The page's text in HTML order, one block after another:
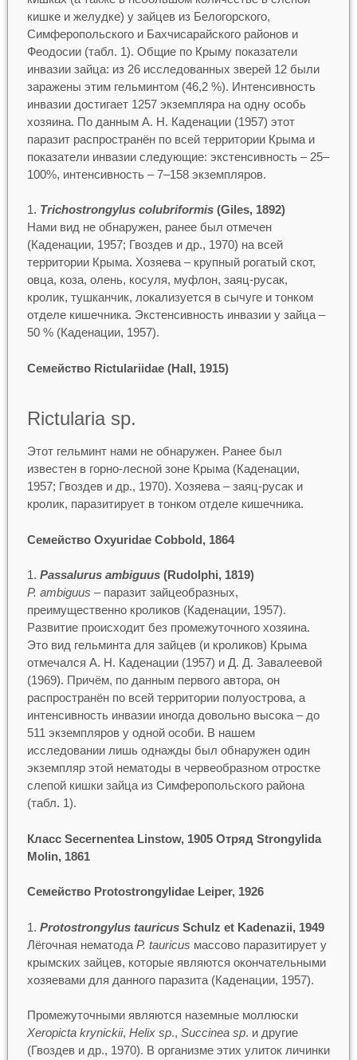
кишке и желудке) у зайцев из Белогорского,
Симферопольского и Бахчисарайского районов и
Феодосии (табл. 1). Общие по Крыму показатели
инвазии зайца: из 26 исследованных зверей 12 были
заражены этим гельминтом (46,2 %). Интенсивность
инвазии достигает 1257 экземпляра на одну особь
хозяина. По данным А. Н. Каденации (1957) этот
паразит распространён по всей территории Крыма и
показатели инвазии следующие: экстенсивность – 25–
100%, интенсивность – 7–158 экземпляров.
Trichostrongylus colubriformis (Giles, 1892)
Нами вид не обнаружен, ранее был отмечен
(Каденации, 1957; Гвоздев и др., 1970) на всей
территории Крыма. Хозяева – крупный рогатый скот,
овца, коза, олень, косуля, муфлон, заяц-русак,
кролик, тушканчик, локализуется в сычуге и тонком
отделе кишечника. Экстенсивность инвазии у зайца –
50 % (Каденации, 1957).
Семейство Rictulariidae (Hall, 1915)
Rictularia sp.
Этот гельминт нами не обнаружен. Ранее был
известен в горно-лесной зоне Крыма (Каденации,
1957; Гвоздев и др., 1970). Хозяева – заяц-русак и
кролик, паразитирует в тонком отделе кишечника.
Семейство Oxyuridae Cobbold, 1864
Passalurus ambiguus (Rudolphi, 1819)
P. ambiguus – паразит зайцеобразных,
преимущественно кроликов (Каденации, 1957).
Развитие происходит без промежуточного хозяина.
Это вид гельминта для зайцев (и кроликов) Крыма
отмечался А. Н. Каденации (1957) и Д. Д. Завалеевой
(1969). Причём, по данным первого автора, он
распространён по всей территории полуострова, а
интенсивность инвазии иногда довольно высока – до
511 экземпляров у одной особи. В нашем
исследовании лишь однажды был обнаружен один
экземпляр этой нематоды в червеобразном отростке
слепой кишки зайца из Симферопольского района
(табл. 1).
Класс Secernentea Linstow, 1905 Отряд Strongylida
Molin, 1861
Семейство Protostrongylidae Leiper, 1926
Protostrongylus tauricus Schulz et Kadenazii, 1949
Лёгочная нематода P. tauricus массово паразитирует у
крымских зайцев, которые являются окончательными
хозяевами для данного паразита (Каденации, 1957).
Промежуточными являются наземные моллюски
Xeropicta kryniсkii, Helix sp., Succinea sp. и другие
(Гвоздев и др., 1970). В организме этих улиток личинки